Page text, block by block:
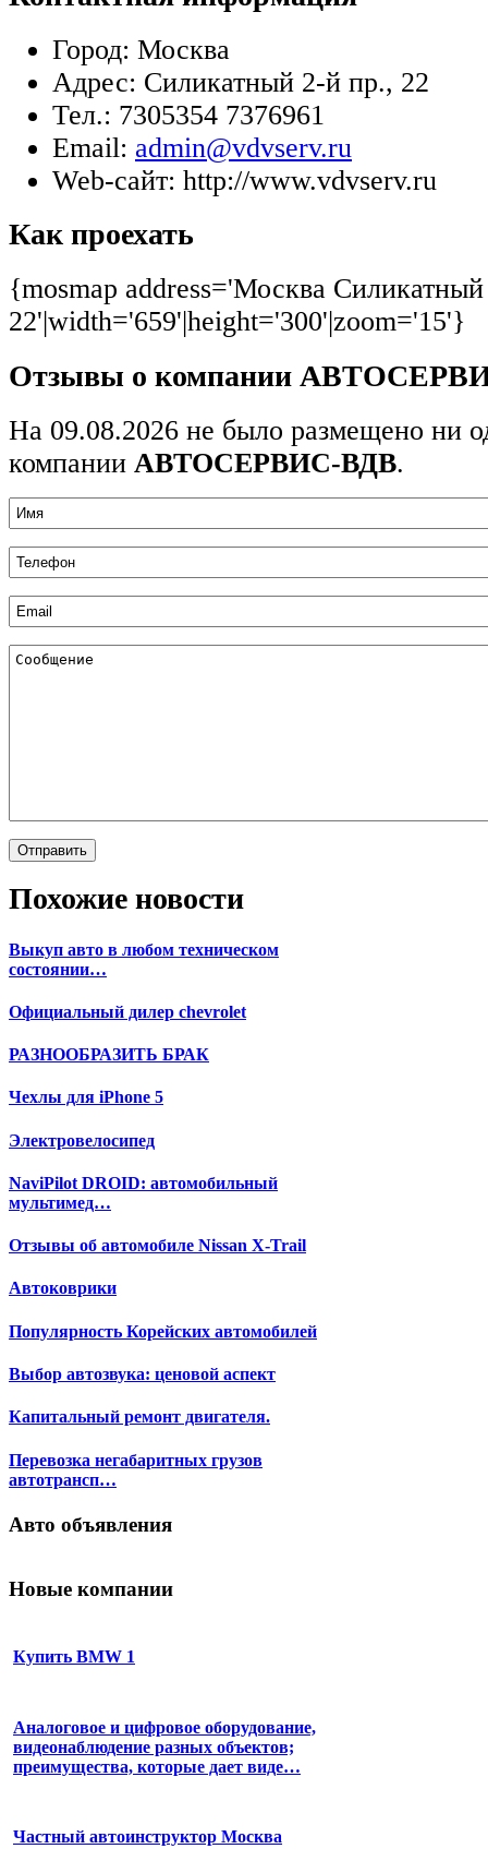
Город: Москва
Адрес: Силикатный 2-й пр., 22
Тел.: 7305354 7376961
Email: admin@vdvserv.ru
Web-сайт: http://www.vdvserv.ru
Как проехать
{mosmap address='Москва
22'|width='659'|height='300'|zoom='15'}
Отзывы о компании
На 09.08.2026 не было размещено ни
компании АВТОСЕРВИС-ВДВ.
Похожие новости
Выкуп авто в любом техническом
состоянии…
Официальный дилер chevrolet
РАЗНООБРАЗИТЬ БРАК
Чехлы для iPhone 5
Электровелосипед
NaviPilot DROID: автомобильный
мультимед…
Отзывы об автомобиле Nissan X-Trail
Автоковрики
Популярность Корейских автомобилей
Выбор автозвука: ценовой аспект
Капитальный ремонт двигателя.
Перевозка негабаритных грузов
автотрансп…
Авто объявления
Новые компании
Купить BMW 1
Аналоговое и цифровое оборудование,
видеонаблюдение разных объектов;
преимущества, которые дает виде…
Частный автоинструктор Москва